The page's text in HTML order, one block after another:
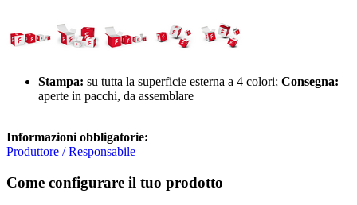
Stampa: su tutta la superficie esterna a 4 colori; Consegna:
aperte in pacchi, da assemblare
Informazioni obbligatorie:
Produttore / Responsabile
Come configurare il tuo prodotto